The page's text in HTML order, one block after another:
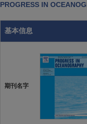
PROGRESS IN
基本信息
期刊名字